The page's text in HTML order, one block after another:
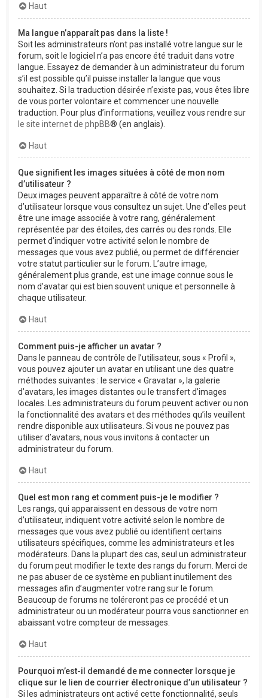
Haut
Ma langue n’apparaît pas dans la liste !
Soit les administrateurs n’ont pas installé votre langue sur le
forum, soit le logiciel n’a pas encore été traduit dans votre
langue. Essayez de demander à un administrateur du forum
s’il est possible qu’il puisse installer la langue que vous
souhaitez. Si la traduction désirée n’existe pas, vous êtes libre
de vous porter volontaire et commencer une nouvelle
traduction. Pour plus d’informations, veuillez vous rendre sur
le site internet de phpBB® (en anglais).
Haut
Que signifient les images situées à côté de mon nom
d’utilisateur ?
Deux images peuvent apparaître à côté de votre nom
d’utilisateur lorsque vous consultez un sujet. Une d’elles peut
être une image associée à votre rang, généralement
représentée par des étoiles, des carrés ou des ronds. Elle
permet d’indiquer votre activité selon le nombre de
messages que vous avez publié, ou permet de différencier
votre statut particulier sur le forum. L’autre image,
généralement plus grande, est une image connue sous le
nom d’avatar qui est bien souvent unique et personnelle à
chaque utilisateur.
Haut
Comment puis-je afficher un avatar ?
Dans le panneau de contrôle de l’utilisateur, sous « Profil »,
vous pouvez ajouter un avatar en utilisant une des quatre
méthodes suivantes : le service « Gravatar », la galerie
d’avatars, les images distantes ou le transfert d’images
locales. Les administrateurs du forum peuvent activer ou non
la fonctionnalité des avatars et des méthodes qu’ils veuillent
rendre disponible aux utilisateurs. Si vous ne pouvez pas
utiliser d’avatars, nous vous invitons à contacter un
administrateur du forum.
Haut
Quel est mon rang et comment puis-je le modifier ?
Les rangs, qui apparaissent en dessous de votre nom
d’utilisateur, indiquent votre activité selon le nombre de
messages que vous avez publié ou identifient certains
utilisateurs spécifiques, comme les administrateurs et les
modérateurs. Dans la plupart des cas, seul un administrateur
du forum peut modifier le texte des rangs du forum. Merci de
ne pas abuser de ce système en publiant inutilement des
messages afin d’augmenter votre rang sur le forum.
Beaucoup de forums ne toléreront pas ce procédé et un
administrateur ou un modérateur pourra vous sanctionner en
abaissant votre compteur de messages.
Haut
Pourquoi m’est-il demandé de me connecter lorsque je
clique sur le lien de courrier électronique d’un utilisateur ?
Si les administrateurs ont activé cette fonctionnalité, seuls